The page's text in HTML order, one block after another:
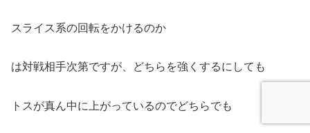
スライス系の回転をかけるのか
は対戦相手次第ですが、どちらを強くするにしても
トスが真ん中に上がっているのでどちらでも